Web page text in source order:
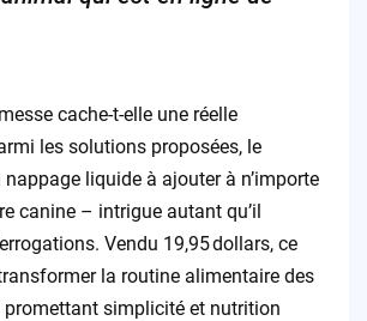
cache-t-elle une réelle
les solutions proposées, le
nappage liquide à ajouter à n’importe
canine – intrigue autant qu’il
Vendu 19,95 dollars, ce
la routine alimentaire des
promettant simplicité et nutrition